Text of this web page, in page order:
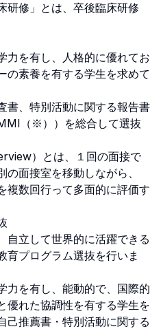
研修」とは、卒後臨床研修
を有し、人格的に優れてお
の素養を有する学生を求めて
書、特別活動に関する報告書
（※））を総合して選抜
）とは、１回の面接で
面接室を移動しながら、
複数回行って多面的に評価す
立して世界的に活躍できる
育プログラム選抜を行いま
力を有し、能動的で、国際的
優れた協調性を有する学生を
己推薦書・特別活動に関する